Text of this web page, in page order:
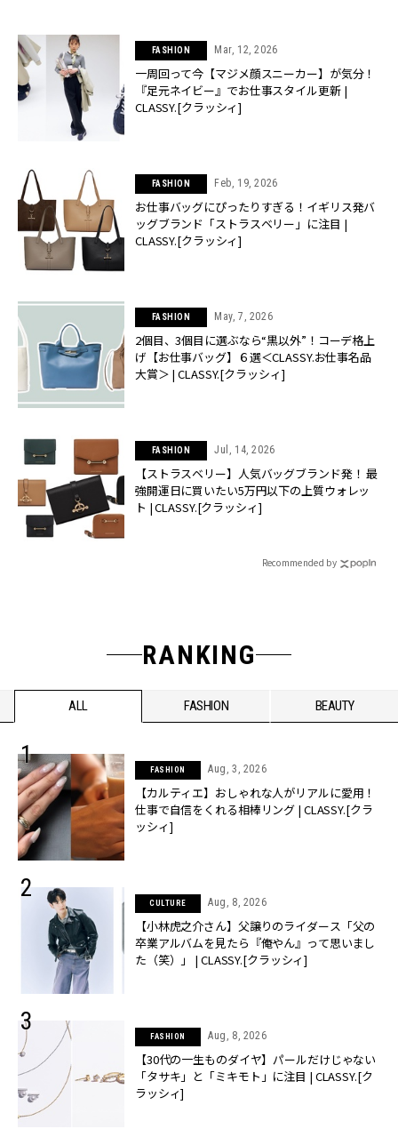
FASHION Mar, 12, 2026
一周回って今【マジメ顔スニーカー】が気分！
『足元ネイビー』でお仕事スタイル更新 |
CLASSY.[クラッシィ]
FASHION Feb, 19, 2026
お仕事バッグにぴったりすぎる！イギリス発バ
ッグブランド「ストラスベリー」に注目 |
CLASSY.[クラッシィ]
FASHION May, 7, 2026
2個目、3個目に選ぶなら“黒以外”！コーデ格上
げ【お仕事バッグ】６選＜CLASSY.お仕事名品
大賞＞ | CLASSY.[クラッシィ]
FASHION Jul, 14, 2026
【ストラスベリー】人気バッグブランド発！ 最
強開運日に買いたい5万円以下の上質ウォレッ
ト | CLASSY.[クラッシィ]
Recommended by
RANKING
ALL FASHION BEAUTY
FASHION Aug, 3, 2026
【カルティエ】おしゃれな人がリアルに愛用！
仕事で自信をくれる相棒リング | CLASSY.[クラ
ッシィ]
CULTURE Aug, 8, 2026
【小林虎之介さん】父譲りのライダース「父の
卒業アルバムを見たら『俺やん』って思いまし
た（笑）」 | CLASSY.[クラッシィ]
FASHION Aug, 8, 2026
【30代の一生ものダイヤ】パールだけじゃない
「タサキ」と「ミキモト」に注目 | CLASSY.[ク
ラッシィ]